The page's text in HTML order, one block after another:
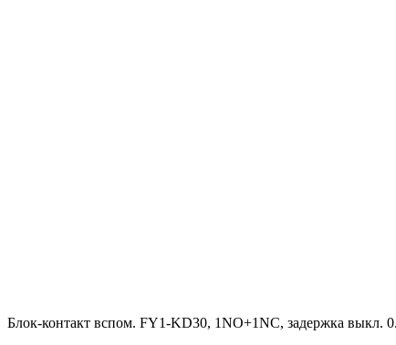
Блок-контакт вспом. FY1-KD30, 1NO+1NC, задержка выкл.